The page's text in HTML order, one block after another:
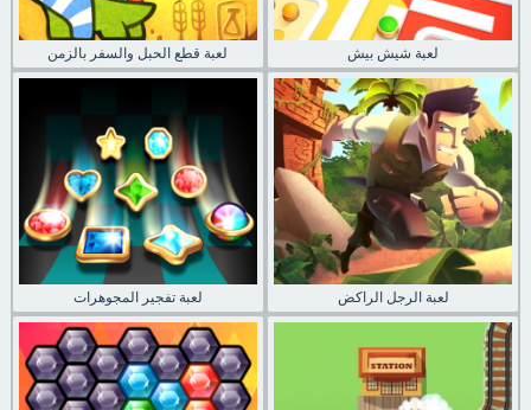
لعبة قطع الحبل والسفر بالزمن لعبة شيش بيش
لعبة تفجير المجوهرات لعبة الرجل الراكض